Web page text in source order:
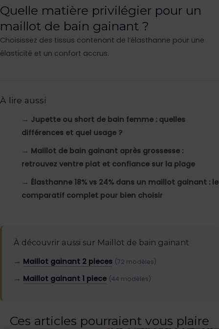
Quelle matière privilégier pour un
maillot de bain gainant ?
Choisissez des tissus contenant de l’élasthanne pour une
élasticité et un confort accrus.
À lire aussi
→ Jupette ou short de bain femme : quelles
différences et quel usage ?
→ Maillot de bain gainant après grossesse :
retrouvez ventre plat et confiance sur la plage
→ Élasthanne 18% vs 24% dans un maillot gainant : le
comparatif complet pour bien choisir
À découvrir aussi sur Maillot de bain gainant
→ Maillot gainant 2 pieces (72 modèles)
→ Maillot gainant 1 piece (44 modèles)
Ces articles pourraient vous plaire